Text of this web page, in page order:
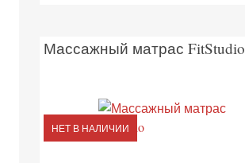
Массажный матрас FitStudio
НЕТ В НАЛИЧИИ